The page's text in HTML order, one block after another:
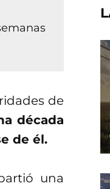
de
década
de él.
una